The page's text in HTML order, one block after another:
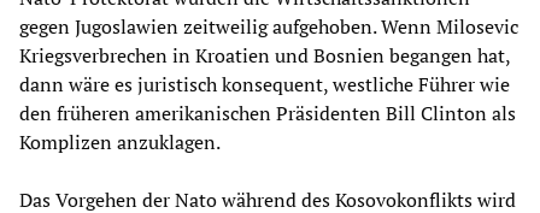
gegen Jugoslawien zeitweilig aufgehoben. Wenn Milosevic
Kriegsverbrechen in Kroatien und Bosnien begangen hat,
dann wäre es juristisch konsequent, westliche Führer wie
den früheren amerikanischen Präsidenten Bill Clinton als
Komplizen anzuklagen.
Das Vorgehen der Nato während des Kosovokonflikts wird